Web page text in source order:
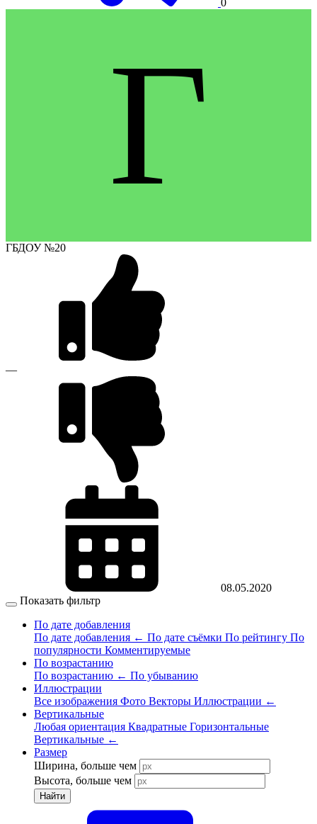
0
Г
ГБДОУ №20
—
08.05.2020
Показать фильтр
По дате добавления
По дате добавления ← По дате съёмки По рейтингу По
популярности Комментируемые
По возрастанию
По возрастанию ← По убыванию
Иллюстрации
Все изображения Фото Векторы Иллюстрации ←
Вертикальные
Любая ориентация Квадратные Горизонтальные
Вертикальные ←
Размер
Ширина, больше чем
Высота, больше чем
Найти